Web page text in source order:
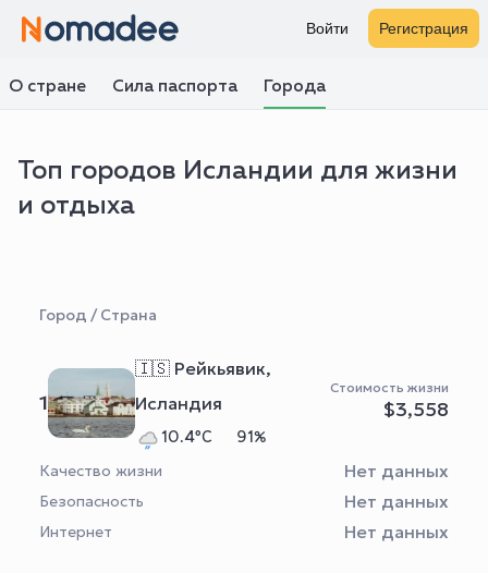
Войти Регистрация
О стране Сила паспорта Города
Топ городов Исландии для жизни
и отдыха
Город / Страна
1
🇮🇸 Рейкьявик,
Исландия
10.4°C 91%
Стоимость жизни
$3,558
Качество жизни Нет данных
Безопасность Нет данных
Интернет Нет данных